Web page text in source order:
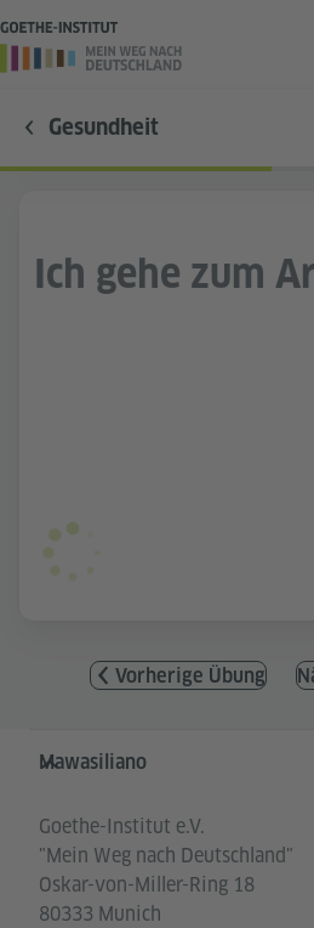
Gesundheit
Ich gehe zum
Vorherige Übung
Service- und
Mawasiliano
Goethe-Institut e.V.
"Mein Weg nach Deutschland"
Oskar-von-Miller-Ring 18
80333 Munich